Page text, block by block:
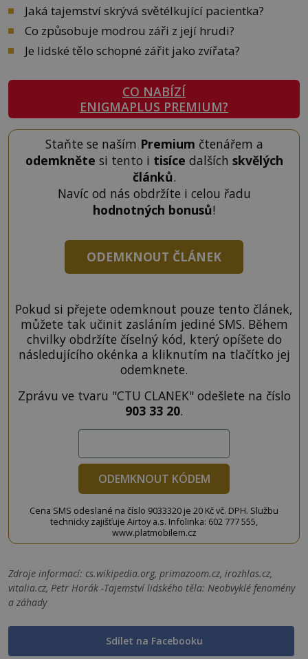
Jaká tajemství skrývá světélkující pacientka?
Co způsobuje modrou záři z její hrudi?
Je lidské tělo schopné zářit jako zvířata?
CO NABÍZÍ
ENIGMAPLUS PREMIUM?
Staňte se naším Premium čtenářem a
odemkněte si tento i tisíce dalších skvělých
článků.
Navíc od nás obdržíte i celou řadu
hodnotných bonusů!
ODEMKNOUT ČLÁNEK
Pokud si přejete odemknout pouze tento článek,
můžete tak učinit zasláním jediné SMS. Během
chvilky obdržíte číselný kód, který opíšete do
následujícího okénka a kliknutím na tlačítko jej
odemknete.
Zprávu ve tvaru "CTU CLANEK" odešlete na číslo
903 33 20.
ODEMKNOUT KÓDEM
Cena SMS odeslané na číslo 9033320 je 20 Kč vč. DPH. Službu
technicky zajišťuje Airtoy a.s. Infolinka: 602 777 555,
www.platmobilem.cz
Zdroje informací: cs.wikipedia.org, primazoom.cz, irozhlas.cz,
vitalia.cz, Petr Horák -Tajemství lidského těla: Neobvyklé fenomény
a záhady
Sdílet na Facebooku